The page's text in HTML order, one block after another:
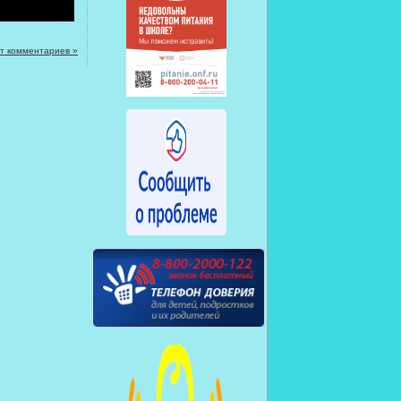
комментариев »